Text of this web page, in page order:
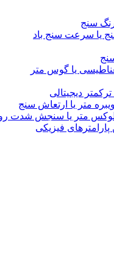
رنگ سنج
یا سرعت سنج باد
یا گوس متر
دیجیتالی
متر یا ارتعاش سنج
متر یا سنجش شدت
فیزیکی